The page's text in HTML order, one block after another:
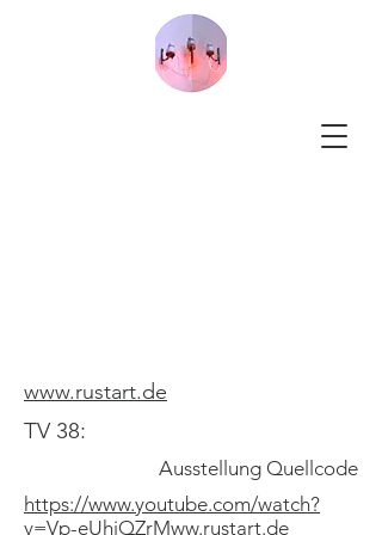
www.rustart.de
TV 38:
Ausstellung Quellcode
https://www.youtube.com/watch?
v=Vp-eUhiQZrMww.rustart.de